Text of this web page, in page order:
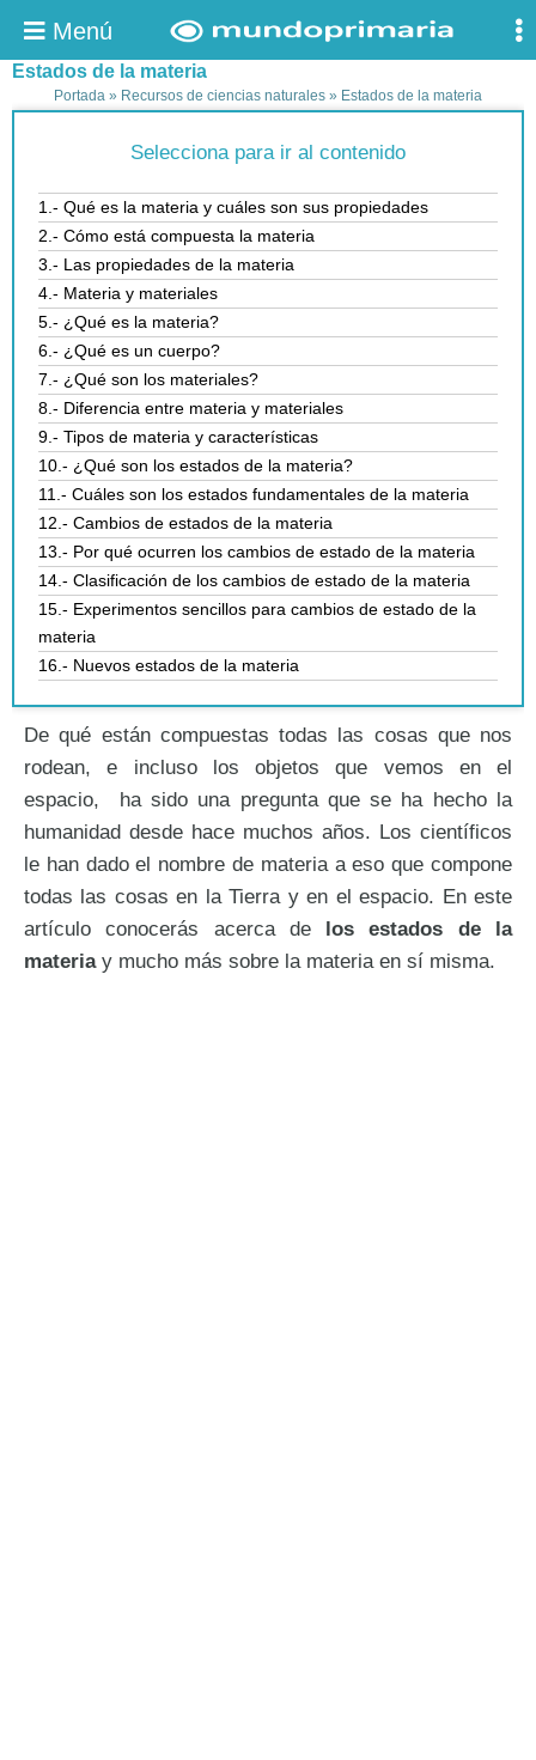
Menú
Estados de la materia
Portada » Recursos de ciencias naturales » Estados de la materia
Selecciona para ir al contenido
1.- Qué es la materia y cuáles son sus propiedades
2.- Cómo está compuesta la materia
3.- Las propiedades de la materia
4.- Materia y materiales
5.- ¿Qué es la materia?
6.- ¿Qué es un cuerpo?
7.- ¿Qué son los materiales?
8.- Diferencia entre materia y materiales
9.- Tipos de materia y características
10.- ¿Qué son los estados de la materia?
11.- Cuáles son los estados fundamentales de la materia
12.- Cambios de estados de la materia
13.- Por qué ocurren los cambios de estado de la materia
14.- Clasificación de los cambios de estado de la materia
15.- Experimentos sencillos para cambios de estado de la
materia
16.- Nuevos estados de la materia
De qué están compuestas todas las cosas que nos
rodean, e incluso los objetos que vemos en el
espacio, ha sido una pregunta que se ha hecho la
humanidad desde hace muchos años. Los científicos
le han dado el nombre de materia a eso que compone
todas las cosas en la Tierra y en el espacio. En este
artículo conocerás acerca de los estados de la
materiay mucho más sobre la materia en sí misma.